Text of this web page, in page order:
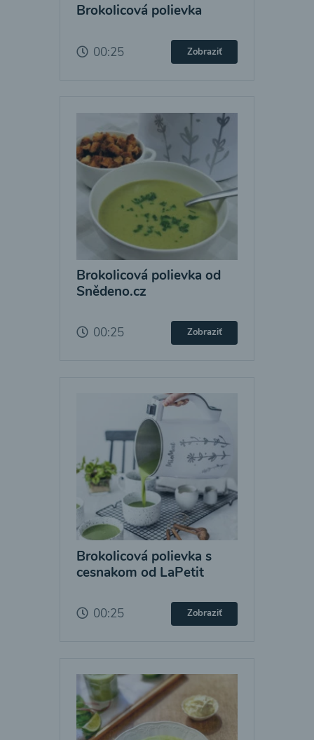
Brokolicová polievka
00:25 Zobraziť
Brokolicová polievka od
Snědeno.cz
00:25 Zobraziť
Brokolicová polievka s
cesnakom od LaPetit
00:25 Zobraziť